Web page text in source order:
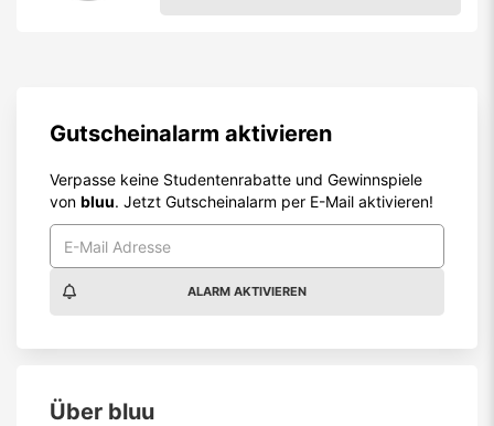
Gutscheinalarm aktivieren
Verpasse keine Studentenrabatte und Gewinnspiele
von bluu. Jetzt Gutscheinalarm per E-Mail aktivieren!
ALARM AKTIVIEREN
Über bluu